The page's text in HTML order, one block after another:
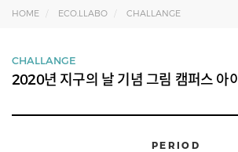
HOME ECO.LLABO CHALLANGE
CHALLANGE
2020년 지구의 날 기념 그림 캠퍼스 아
PERIOD